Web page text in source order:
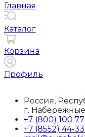
Главная
Каталог
Корзина
Профиль
Россия,
г.
+7 (800) 100
+7 (8552) 44-